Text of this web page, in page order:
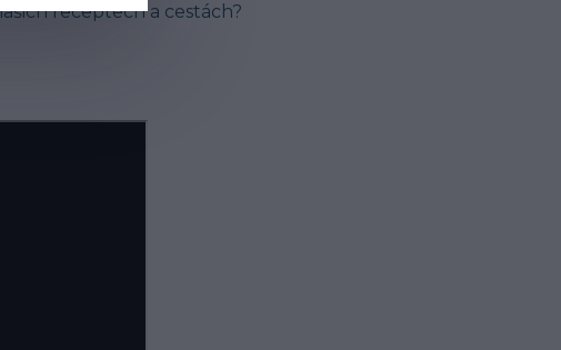
receptech a cestách?